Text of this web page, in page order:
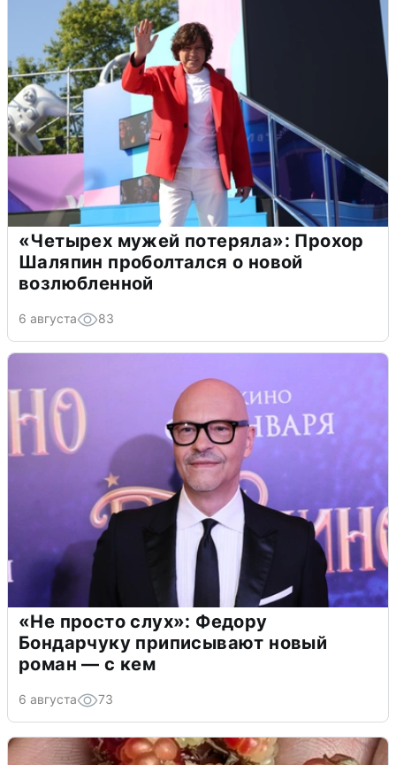
«Четырех мужей потеряла»: Прохор
Шаляпин проболтался о новой
возлюбленной
6 августа 83
«Не просто слух»: Федору
Бондарчуку приписывают новый
роман — с кем
6 августа 73